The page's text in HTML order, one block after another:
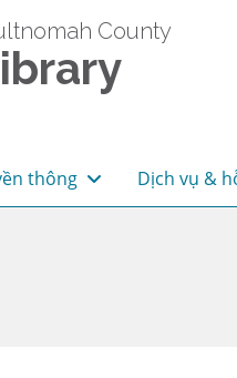
County
thông Dịch vụ &